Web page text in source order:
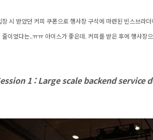
장 시 받았던 커피 쿠폰으로 행사장 구석에 마련된 빈스브라
줄이었다는..ㅠㅠ 아이스가 좋은데. 커피를 받은 후에 행사장
1 :Large scale backend service